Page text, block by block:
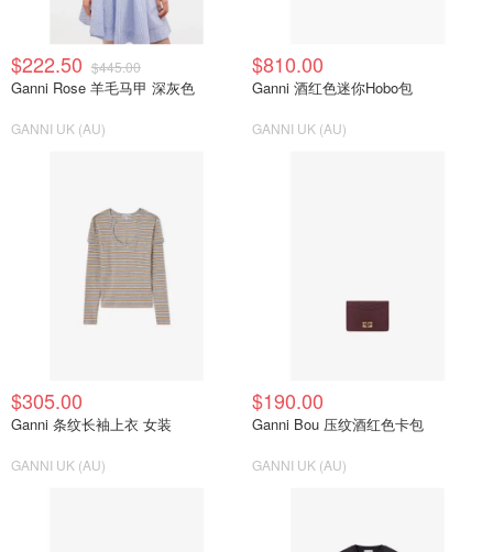
$222.50 $445.00
Ganni Rose 羊毛马甲 深灰色
GANNI UK (AU)
$810.00
Ganni 酒红色迷你Hobo包
GANNI UK (AU)
$305.00
Ganni 条纹长袖上衣 女装
GANNI UK (AU)
$190.00
Ganni Bou 压纹酒红色卡包
GANNI UK (AU)